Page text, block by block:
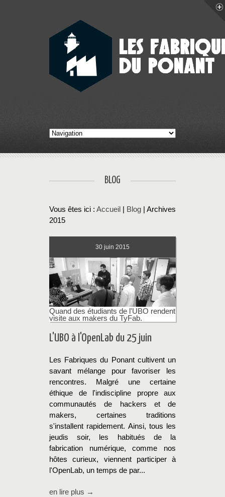
BLOG
Vous êtes ici : Accueil Blog | Archives
2015
30 juin 2015
Quand des étudiants de l'UBO rendent
visite aux makers du TyFab.
L'UBO à l'OpenLab du 25 juin
Les Fabriques du Ponant cultivent un
savant mélange pour favoriser les
rencontres. Malgré une certaine
éthique de l'indiscipline propre aux
communautés de hackers et de
makers, certaines traditions
s'installent rapidement. Ainsi, tous les
jeudis soir, les habitués de la
fabrication numérique, comme nos
hôtes curieux, viennent participer à
l'OpenLab, un temps de par...
en lire plus →